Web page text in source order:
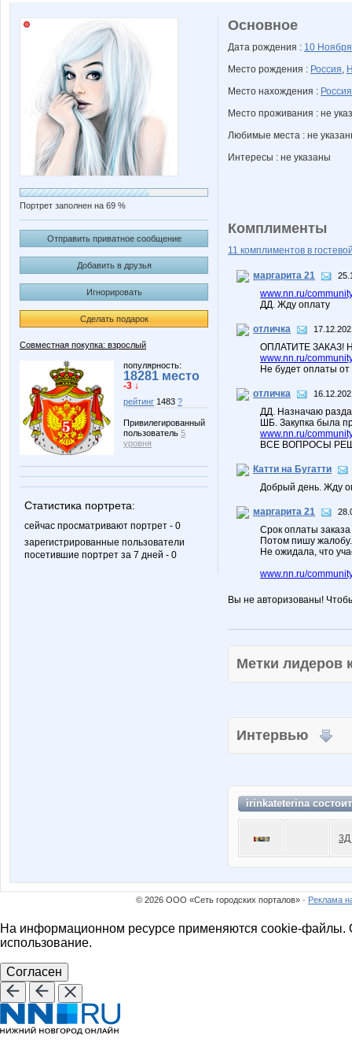
Портрет заполнен на 69 %
Отправить приватное сообщение
Добавить в друзья
Игнорировать
Сделать подарок
Совместная покупка: взрослый
популярность:
18281 место
-3 ↓
рейтинг 1483 ?
Привилегированный
пользователь 5
уровня
Статистика портрета:
сейчас просматривают портрет - 0
зарегистрированные пользователи
посетившие портрет за 7 дней - 0
Основное
Дата рождения : 10
Место рождения : Россия,
Место нахождения : Россия
Место проживания : не
Любимые места : не
Интересы : не указаны
Комплименты
11 комплиментов в
маргарита 21
www.nn.ru/
ДД. Жду оплату
отличка
ОПЛАТИТЕ ЗАКАЗ!
www.nn.ru/
Не будет оплаты
отличка
ДД. Назначаю
ШБ. Закупка была
www.nn.ru/
ВСЕ ВОПРОСЫ
Катти на Бугатти
Добрый день. Жду
маргарита 21
Срок оплаты
Потом пишу жалобу.
Не ожидала, что
www.nn.ru/
Вы не авторизованы!
Метки
Интервью
irinkateterina
3Д
© 2026 ООО «Сеть городских порталов» · Реклама
На информационном ресурсе применяются cookie-файлы.
использование.
Согласен